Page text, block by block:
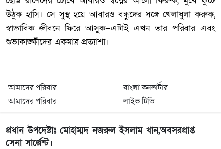
উঠুক হাসি। সে সুস্থ হয়ে আবারও বন্ধুদের সঙ্গে খেলাধুলা করুক,
স্বাভাবিক জীবনে ফিরে আসুক—এটাই এখন তার পরিবার এবং
শুভাকাঙ্ক্ষীদের একমাত্র প্রত্যাশা।
আমাদের পরিবার
বাংলা কনভার্টার
আমাদের পরিবার
লাইভ টিভি
প্রধান উপদেষ্টাঃ মোহাম্মদ নজরুল ইসলাম খান,অবসরপ্রাপ্ত
সেনা সার্জেন্ট।